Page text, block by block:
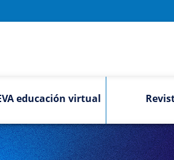
educación virtual